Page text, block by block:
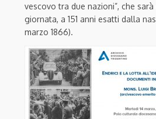
vescovo tra due nazioni”, che
giornata, a 151 anni esatti dalla
marzo 1866).